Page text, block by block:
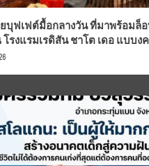
บุฟเฟต์มื้อกลางวัน ที่มาพร้อมล็อ
รงแรมเรดิสัน ชาโต เดอ แบบง